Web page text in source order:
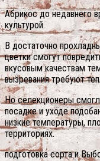
Абрикос до недавнего
культурой.
В достаточно
цветки смогут
вкусовым качествам
вызревания требуют
Но селекционеры
посадке и уходе
низкие температуры,
территориях.
подготовка сорта и